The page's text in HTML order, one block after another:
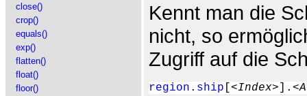
close()
crop()
equals()
exp()
flatten()
float()
floor()
Kennt man die
nicht, so
Zugriff auf die
region . ship [<Index> ].